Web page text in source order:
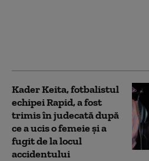
Kader Keita, fotbalistul
echipei Rapid, a fost
trimis în judecată după
ce a ucis o femeie și a
fugit de la locul
accidentului